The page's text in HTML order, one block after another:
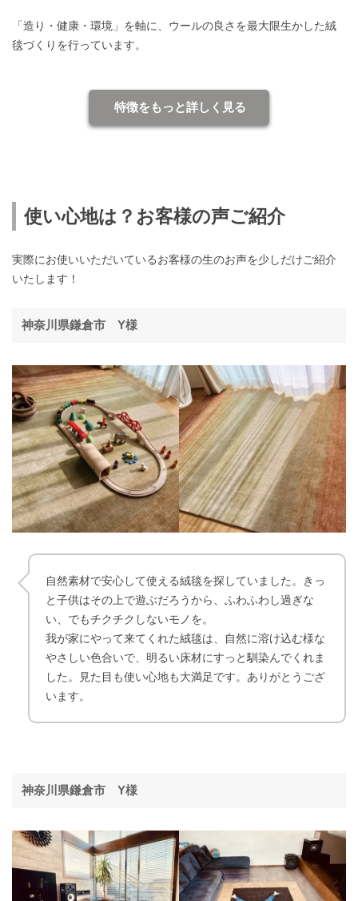
「造り・健康・環境」を軸に、ウールの良さを最大限生かした絨
毯づくりを行っています。
特徴をもっと詳しく見る
使い心地は？お客様の声ご紹介
実際にお使いいただいているお客様の生のお声を少しだけご紹介
いたします！
神奈川県鎌倉市 Y様
自然素材で安心して使える絨毯を探していました。きっ
と子供はその上で遊ぶだろうから、ふわふわし過ぎな
い、でもチクチクしないモノを。
我が家にやって来てくれた絨毯は、自然に溶け込む様な
やさしい色合いで、明るい床材にすっと馴染んでくれま
した。見た目も使い心地も大満足です。ありがとうござ
います。
神奈川県鎌倉市 Y様